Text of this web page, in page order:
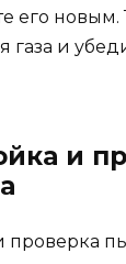
его новым.
газа и
и